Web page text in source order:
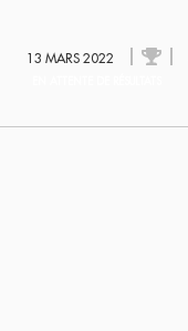
13 MARS 2022